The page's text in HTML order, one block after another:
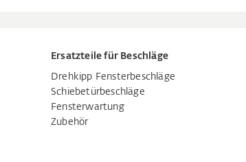
Ersatzteile für Beschläge
Drehkipp Fensterbeschläge
Schiebetürbeschläge
Fensterwartung
Zubehör